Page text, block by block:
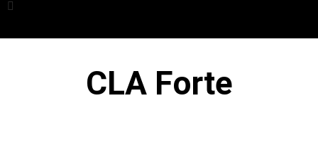
CLA Forte